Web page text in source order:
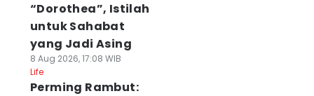
“Dorothea”, Istilah
untuk Sahabat
yang Jadi Asing
8 Aug 2026, 17:08 WIB
Life
Perming Rambut: